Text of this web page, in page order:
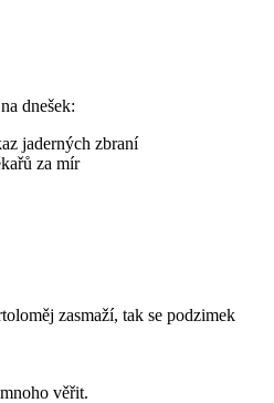
dnešek:
jaderných zbraní
za mír
zasmaží, tak se podzimek
věřit.